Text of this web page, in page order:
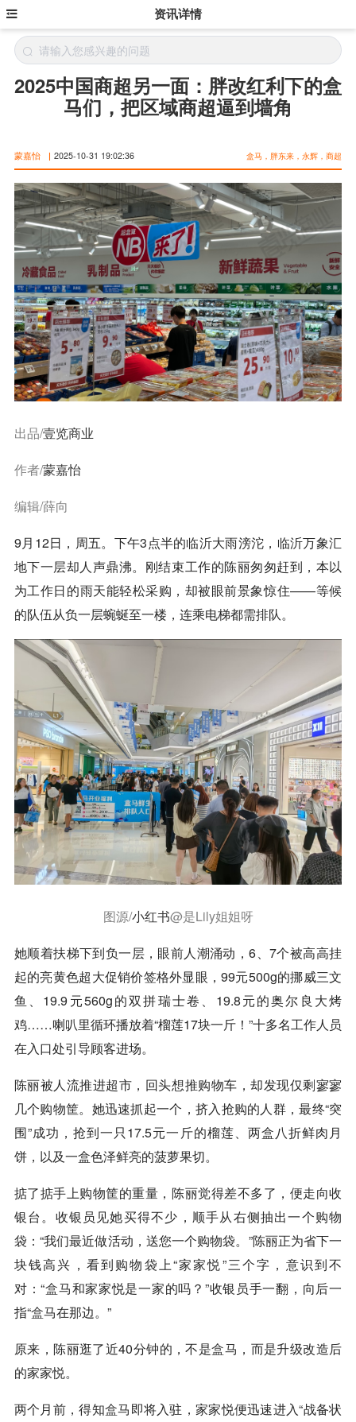
资讯详情
2025中国商超另一面：胖改红利下的盒
马们，把区域商超逼到墙角
蒙嘉怡 | 2025-10-31 19:02:36 盒马，胖东来，永辉，商超
出品/壹览商业
作者/蒙嘉怡
编辑/薛向
9月12日，周五。下午3点半的临沂大雨滂沱，临沂万象汇
地下一层却人声鼎沸。刚结束工作的陈丽匆匆赶到，本以
为工作日的雨天能轻松采购，却被眼前景象惊住——等候
的队伍从负一层蜿蜒至一楼，连乘电梯都需排队。
图源/小红书@是Lily姐姐呀
她顺着扶梯下到负一层，眼前人潮涌动，6、7个被高高挂
起的亮黄色超大促销价签格外显眼，99元500g的挪威三文
鱼、19.9元560g的双拼瑞士卷、19.8元的奥尔良大烤
鸡……喇叭里循环播放着“榴莲17块一斤！”十多名工作人员
在入口处引导顾客进场。
陈丽被人流推进超市，回头想推购物车，却发现仅剩寥寥
几个购物筐。她迅速抓起一个，挤入抢购的人群，最终“突
围”成功，抢到一只17.5元一斤的榴莲、两盒八折鲜肉月
饼，以及一盒色泽鲜亮的菠萝果切。
掂了掂手上购物筐的重量，陈丽觉得差不多了，便走向收
银台。收银员见她买得不少，顺手从右侧抽出一个购物
袋：“我们最近做活动，送您一个购物袋。”陈丽正为省下一
块钱高兴，看到购物袋上“家家悦”三个字，意识到不
对：“盒马和家家悦是一家的吗？”收银员手一翻，向后一
指“盒马在那边。”
原来，陈丽逛了近40分钟的，不是盒马 ，而是升级改造后
的家家悦。
两个月前，得知盒马即将入驻，家家悦便迅速进入“战备状